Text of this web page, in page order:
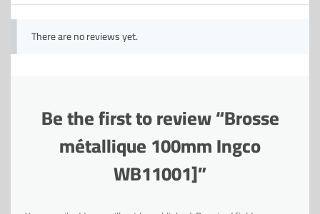
There are no reviews yet.
Be the first to review “Brosse
métallique 100mm Ingco
WB11001]”